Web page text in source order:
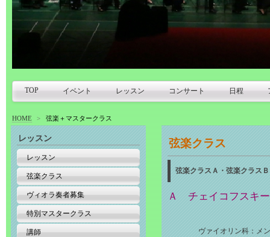
TOP イベント レッスン コンサート 日程
HOME > 弦楽＋マスタークラス
弦楽クラス
弦楽クラスＡ・弦楽クラスＢ
Ａ チェイコフスキ
ヴァイオリン科：メン
レッスン
レッスン
弦楽クラス
ヴィオラ奏者募集
特別マスタークラス
講師